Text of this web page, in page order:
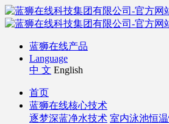
蓝狮在线产品
Language
中 文 English
首页
蓝狮在线核心技术
逐梦深蓝净水技术 室内泳池恒